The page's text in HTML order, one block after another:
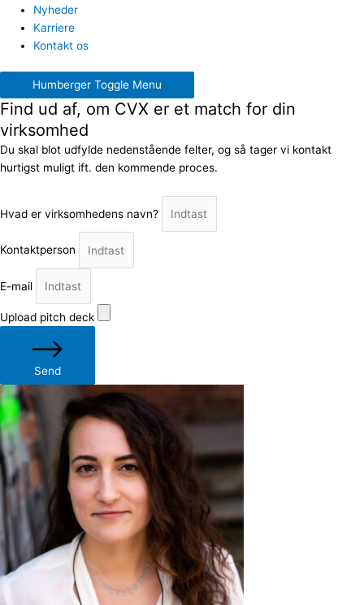
Nyheder
Karriere
Kontakt os
Humberger Toggle Menu
Find ud af, om CVX er et match for din
virksomhed
Du skal blot udfylde nedenstående felter, og så tager vi kontakt
hurtigst muligt ift. den kommende proces.
Hvad er virksomhedens navn?
Kontaktperson
E-mail
Upload pitch deck
Send